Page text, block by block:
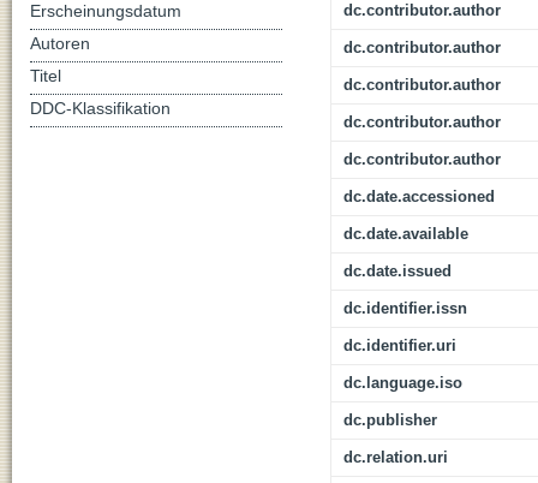
dc.contributor.author
dc.contributor.author
dc.contributor.author
dc.contributor.author
dc.contributor.author
dc.date.accessioned
dc.date.available
dc.date.issued
dc.identifier.issn
dc.identifier.uri
dc.language.iso
dc.publisher
dc.relation.uri
Erscheinungsdatum
Autoren
Titel
DDC-Klassifikation